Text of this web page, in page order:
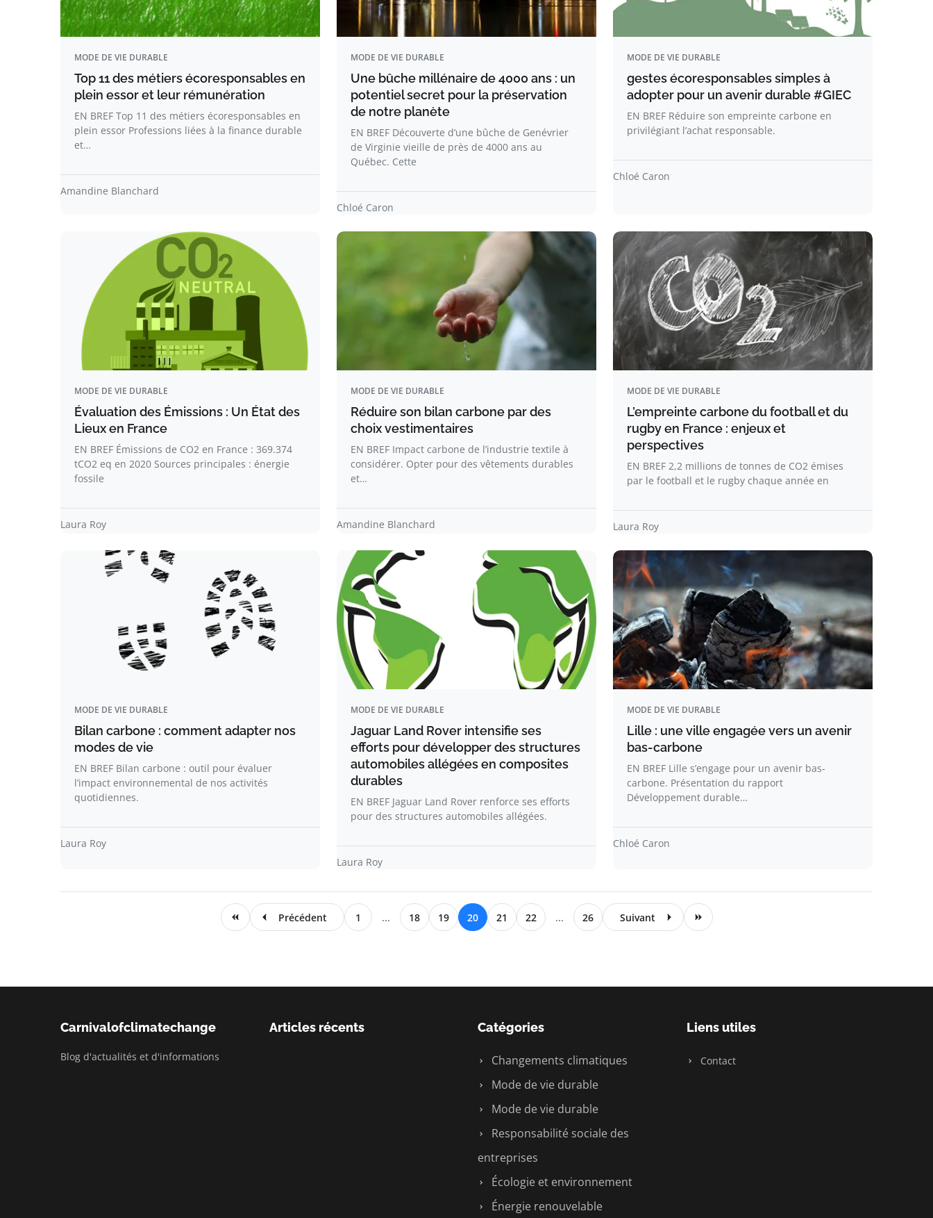
MODE DE VIE DURABLE
Top 11 des métiers écoresponsables en
plein essor et leur rémunération
EN BREF Top 11 des métiers écoresponsables en
plein essor Professions liées à la finance durable
et…
Amandine Blanchard
MODE DE VIE DURABLE
Une bûche millénaire de 4000 ans : un
potentiel secret pour la préservation
de notre planète
EN BREF Découverte d’une bûche de Genévrier
de Virginie vieille de près de 4000 ans au
Québec. Cette
Chloé Caron
MODE DE VIE DURABLE
gestes écoresponsables simples à
adopter pour un avenir durable #GIEC
EN BREF Réduire son empreinte carbone en
privilégiant l’achat responsable.
Chloé Caron
MODE DE VIE DURABLE
Évaluation des Émissions : Un État des
Lieux en France
EN BREF Émissions de CO2 en France : 369.374
tCO2 eq en 2020 Sources principales : énergie
fossile
Laura Roy
MODE DE VIE DURABLE
Réduire son bilan carbone par des
choix vestimentaires
EN BREF Impact carbone de l’industrie textile à
considérer. Opter pour des vêtements durables
et…
Amandine Blanchard
MODE DE VIE DURABLE
L’empreinte carbone du football et du
rugby en France : enjeux et
perspectives
EN BREF 2,2 millions de tonnes de CO2 émises
par le football et le rugby chaque année en
Laura Roy
MODE DE VIE DURABLE
Bilan carbone : comment adapter nos
modes de vie
EN BREF Bilan carbone : outil pour évaluer
l’impact environnemental de nos activités
quotidiennes.
Laura Roy
MODE DE VIE DURABLE
Jaguar Land Rover intensifie ses
efforts pour développer des structures
automobiles allégées en composites
durables
EN BREF Jaguar Land Rover renforce ses efforts
pour des structures automobiles allégées.
Laura Roy
MODE DE VIE DURABLE
Lille : une ville engagée vers un avenir
bas-carbone
EN BREF Lille s’engage pour un avenir bas-
carbone. Présentation du rapport
Développement durable…
Chloé Caron
Précédent 1 ... 18 19 20 21 22 ... 26 Suivant
Carnivalofclimatechange
Blog d'actualités et d'informations
Articles récents Catégories
Changements climatiques
Mode de vie durable
Mode de vie durable
Responsabilité sociale des
entreprises
Écologie et environnement
Énergie renouvelable
Liens utiles
Contact